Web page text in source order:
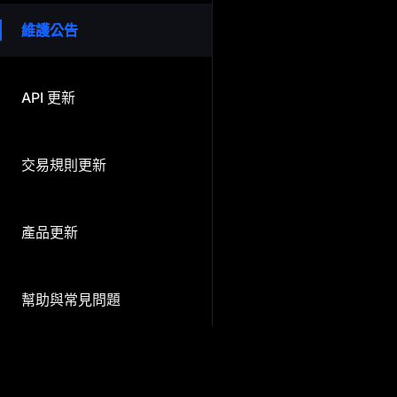
維護公告
API 更新
交易規則更新
產品更新
幫助與常見問題